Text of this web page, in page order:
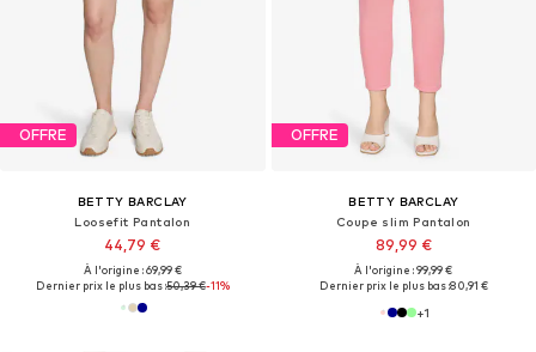
OFFRE
BETTY BARCLAY
Loosefit Pantalon
44,79 €
À l'origine : 69,99 €
Dernier prix le plus bas :50,39 €-11%
OFFRE
BETTY BARCLAY
Coupe slim Pantalon
89,99 €
À l'origine : 99,99 €
Dernier prix le plus bas :80,91 €
+1